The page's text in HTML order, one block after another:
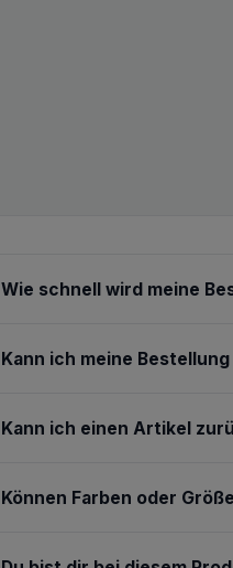
Wie schnell wird meine
Kann ich meine
Kann ich einen Artikel
Können Farben oder